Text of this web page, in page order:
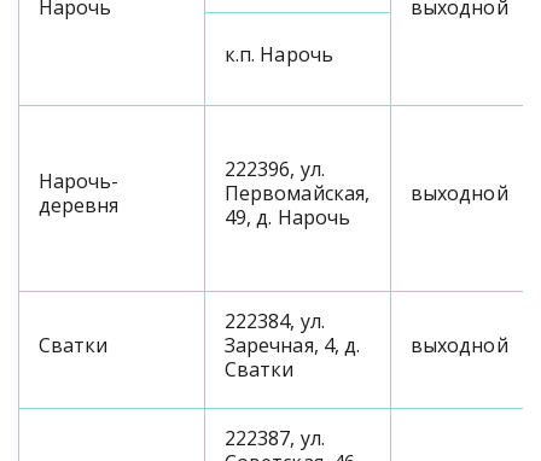
Нарочь
выходной
к.п. Нарочь
Нарочь-
деревня
222396, ул.
Первомайская,
49, д. Нарочь
выходной
Сватки
222384, ул.
Заречная, 4, д.
Сватки
выходной
222387, ул.